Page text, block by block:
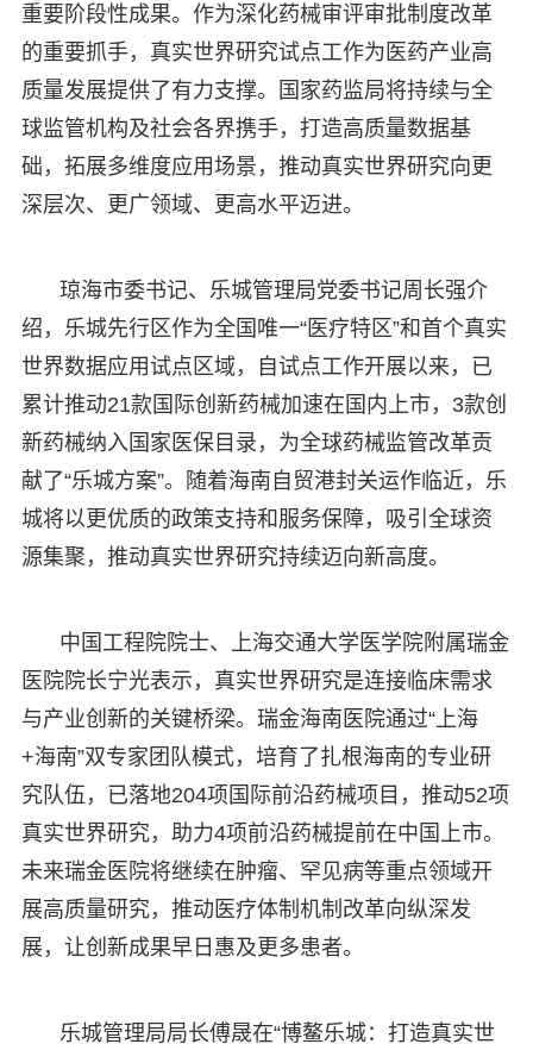
重要阶段性成果。作为深化药械审评审批制度改革
的重要抓手，真实世界研究试点工作为医药产业高
质量发展提供了有力支撑。国家药监局将持续与全
球监管机构及社会各界携手，打造高质量数据基
础，拓展多维度应用场景，推动真实世界研究向更
深层次、更广领域、更高水平迈进。​
琼海市委书记、乐城管理局党委书记周长强介
绍，乐城先行区作为全国唯一“医疗特区”和首个真实
世界数据应用试点区域，自试点工作开展以来，已
累计推动21款国际创新药械加速在国内上市，3款创
新药械纳入国家医保目录，为全球药械监管改革贡
献了“乐城方案”。随着海南自贸港封关运作临近，乐
城将以更优质的政策支持和服务保障，吸引全球资
源集聚，推动真实世界研究持续迈向新高度。​
中国工程院院士、上海交通大学医学院附属瑞金
医院院长宁光表示，真实世界研究是连接临床需求
与产业创新的关键桥梁。瑞金海南医院通过“上海
+海南”双专家团队模式，培育了扎根海南的专业研
究队伍，已落地204项国际前沿药械项目，推动52项
真实世界研究，助力4项前沿药械提前在中国上市。
未来瑞金医院将继续在肿瘤、罕见病等重点领域开
展高质量研究，推动医疗体制机制改革向纵深发
展，让创新成果早日惠及更多患者。​
乐城管理局局长傅晟在“博鳌乐城：打造真实世